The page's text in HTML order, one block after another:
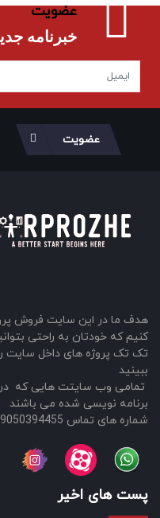
عضویت
خبرنامه
عضویت
هدف ما در این سایت فروش
کنیم که خودتان به راحتی
تک تک پروژه های داخل سایت
ببینید
تمامی وب سایتت هایی که
برنامه نویسی شده می باشند
شماره های تماس 09050394455 ; 09017372148
پست های اخیر